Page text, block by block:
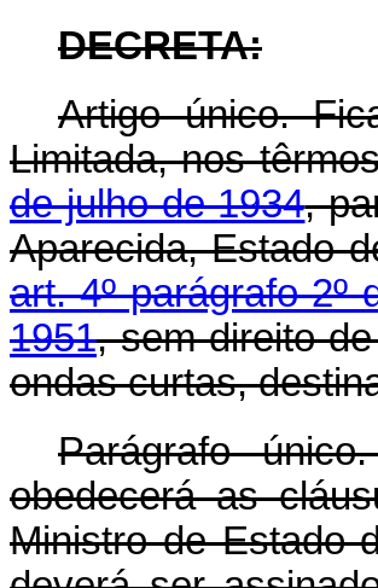
DECRETA:
Artigo único.
Limitada, nos
de julho de 1934,
Aparecida, Estado
art. 4º parágrafo 2º
1951, sem direito
ondas curtas,
Parágrafo
obedecerá as
Ministro de Estado